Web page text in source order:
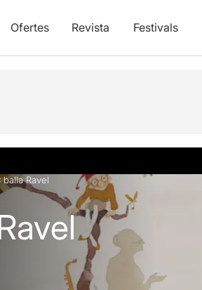
Ofertes Revista Festivals
balla Ravel